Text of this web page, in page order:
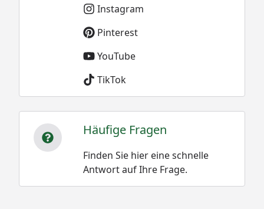
Instagram
Pinterest
YouTube
TikTok
Häufige Fragen
Finden Sie hier eine schnelle
Antwort auf Ihre Frage.